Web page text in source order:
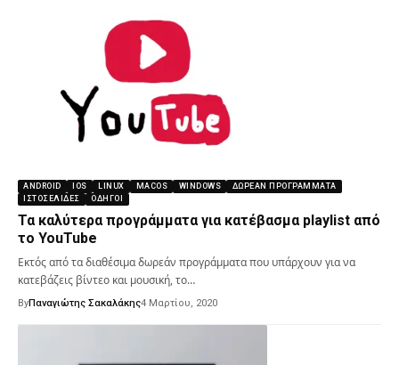
ANDROID IOS LINUX MACOS WINDOWS
ΔΩΡΕΆΝ ΠΡΟΓΡΆΜΜΑΤΑ
ΙΣΤΟΣΕΛΊΔΕΣ
ΟΔΗΓΟΊ
Τα καλύτερα προγράμματα για κατέβασμα playlist από
το YouTube
Εκτός από τα διαθέσιμα δωρεάν προγράμματα που υπάρχουν για να
κατεβάζεις βίντεο και μουσική, το…
ByΠαναγιώτης Σακαλάκης4 Μαρτίου, 2020